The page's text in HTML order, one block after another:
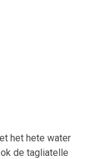
het hete water
de tagliatelle